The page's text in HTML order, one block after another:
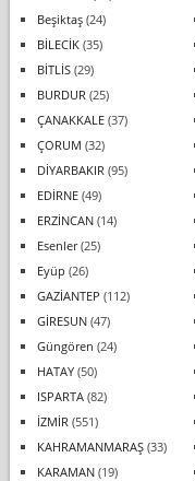
Beşiktaş(24)
BİLECİK(35)
BİTLİS(29)
BURDUR (25)
ÇANAKKALE(37)
ÇORUM (32)
DİYARBAKIR (95)
EDİRNE(49)
ERZİNCAN(14)
Esenler(25)
Eyüp (26)
GAZİANTEP (112)
GİRESUN(47)
Güngören (24)
HATAY(50)
ISPARTA(82)
İZMİR (551)
KAHRAMANMARAŞ(33)
KARAMAN(19)